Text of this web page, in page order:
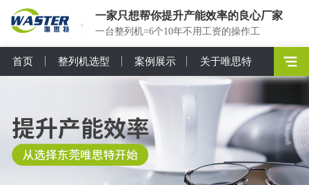
一家只想帮你提升产能效率的良心厂家
一台整列机=6个10年不用工资的操作工
首页 整列机选型 案例展示 关于唯思特